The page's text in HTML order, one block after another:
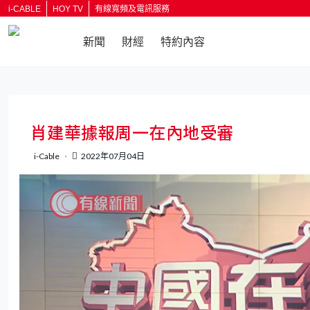
i-CABLE HOY TV 有線寬頻及電訊服務
新聞 財經 特約內容
肖建華據報周一在內地受審
i-Cable 2022年07月04日